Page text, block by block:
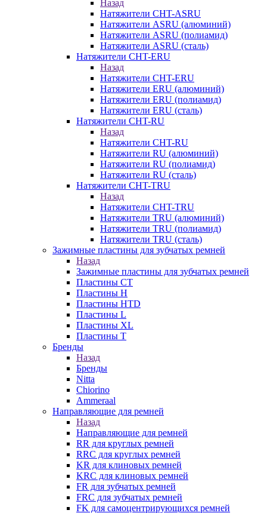
Назад
Натяжители CHT-ASRU
Натяжители ASRU (алюминий)
Натяжители ASRU (полиамид)
Натяжители ASRU (сталь)
Натяжители CHT-ERU
Назад
Натяжители CHT-ERU
Натяжители ERU (алюминий)
Натяжители ERU (полиамид)
Натяжители ERU (сталь)
Натяжители CHT-RU
Назад
Натяжители CHT-RU
Натяжители RU (алюминий)
Натяжители RU (полиамид)
Натяжители RU (сталь)
Натяжители CHT-TRU
Назад
Натяжители CHT-TRU
Натяжители TRU (алюминий)
Натяжители TRU (полиамид)
Натяжители TRU (сталь)
Зажимные пластины для зубчатых ремней
Назад
Зажимные пластины для зубчатых ремней
Пластины CT
Пластины H
Пластины HTD
Пластины L
Пластины XL
Пластины T
Бренды
Назад
Бренды
Nitta
Chiorino
Ammeraal
Направляющие для ремней
Назад
Направляющие для ремней
RR для круглых ремней
RRC для круглых ремней
KR для клиновых ремней
KRC для клиновых ремней
FR для зубчатых ремней
FRC для зубчатых ремней
FK для самоцентрирующихся ремней